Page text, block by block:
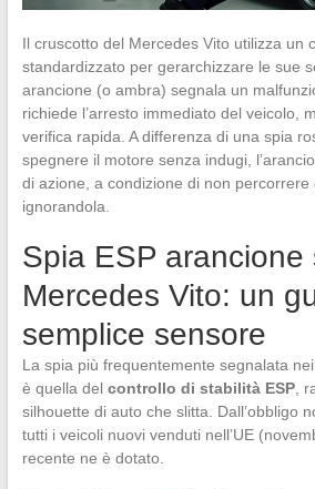
Il cruscotto del Mercedes Vito utilizza un
standardizzato per gerarchizzare le sue
arancione (o ambra) segnala un
richiede l’arresto immediato del veicolo,
verifica rapida. A differenza di una spia
spegnere il motore senza indugi,
di azione, a condizione di non
ignorandola.
Spia ESP arancione
Mercedes Vito: un
semplice sensore
La spia più frequentemente segnalata
è quella del controllo di stabilità ESP,
silhouette di auto che slitta. Dall’obbligo
tutti i veicoli nuovi venduti nell’UE
recente ne è dotato.